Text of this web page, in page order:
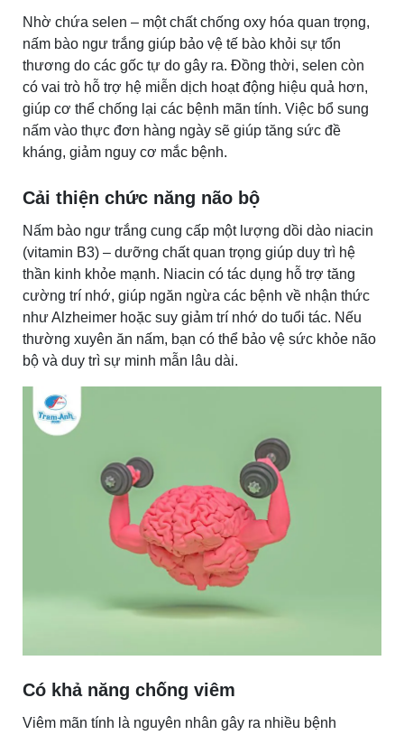
Nhờ chứa selen – một chất chống oxy hóa quan trọng,
nấm bào ngư trắng giúp bảo vệ tế bào khỏi sự tổn
thương do các gốc tự do gây ra. Đồng thời, selen còn
có vai trò hỗ trợ hệ miễn dịch hoạt động hiệu quả hơn,
giúp cơ thể chống lại các bệnh mãn tính. Việc bổ sung
nấm vào thực đơn hàng ngày sẽ giúp tăng sức đề
kháng, giảm nguy cơ mắc bệnh.
Cải thiện chức năng não bộ
Nấm bào ngư trắng cung cấp một lượng dồi dào niacin
(vitamin B3) – dưỡng chất quan trọng giúp duy trì hệ
thần kinh khỏe mạnh. Niacin có tác dụng hỗ trợ tăng
cường trí nhớ, giúp ngăn ngừa các bệnh về nhận thức
như Alzheimer hoặc suy giảm trí nhớ do tuổi tác. Nếu
thường xuyên ăn nấm, bạn có thể bảo vệ sức khỏe não
bộ và duy trì sự minh mẫn lâu dài.
Có khả năng chống viêm
Viêm mãn tính là nguyên nhân gây ra nhiều bệnh